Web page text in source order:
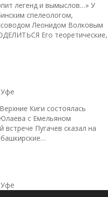
легенд и вымыслов…» У
спелеологом,
Леонидом Волковым
Его теоретические,
Киги состоялась
с Емельяном
Пугачев сказал на